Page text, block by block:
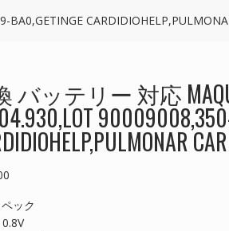
バッテリー 対応
ック